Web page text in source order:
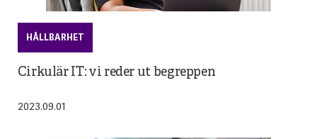
HÅLLBARHET
Cirkulär IT: vi reder ut begreppen
2023.09.01